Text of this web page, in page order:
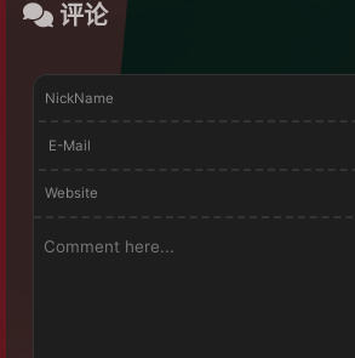
评论
NickName
E-Mail
Website